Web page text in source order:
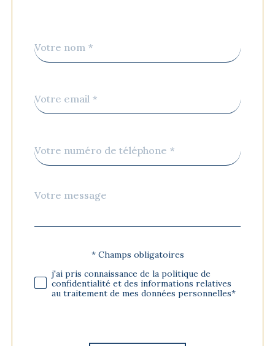
Fieldset
*
*
*
Fieldset
défaut
Message
Validation* Champs obligatoires
j'ai pris connaissance de la politique de
confidentialité et des informations relatives
au traitement de mes données personnelles*